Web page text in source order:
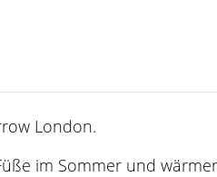
London.
im Sommer und